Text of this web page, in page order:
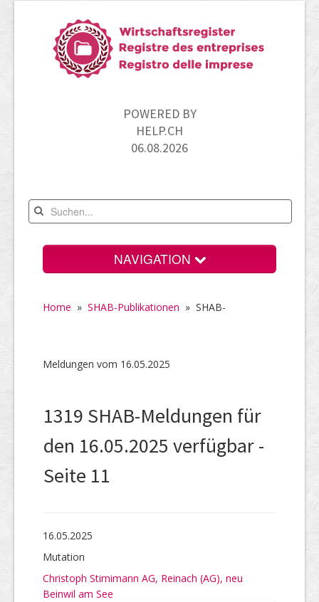
POWERED BY
HELP.CH
06.08.2026
NAVIGATION
UID-Register
Marken-Register
Home » SHAB-Publikationen » SHAB-
Meldungen vom 16.05.2025
1319 SHAB-Meldungen für
den 16.05.2025 verfügbar -
Seite 11
16.05.2025
Mutation
Christoph Stirnimann AG, Reinach (AG), neu
Beinwil am See